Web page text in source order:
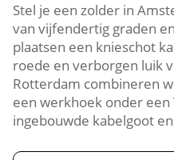
Stel je een zolder in
van vijfendertig graden
plaatsen een knieschot
roede en verborgen luik
Rotterdam combineren
een werkhoek onder
ingebouwde kabelgoot